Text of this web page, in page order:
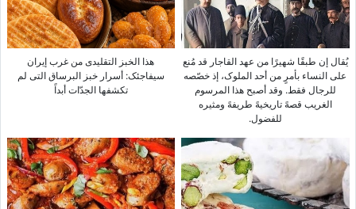
یُقال إن طبقًا شهیرًا من عهد القاجار قد مُنع
على النساء بأمرٍ من أحد الملوک، إذ خصّصه
للرجال فقط. وقد أصبح هذا المرسوم
الغریب قصهً تاریخیهً طریفهً ومثیره
للفضول.
هذا الخبز التقلیدی من غرب إیران
سیفاجئک: أسرار خبز البرساق التی لم
تکشفها الجدّات أبداً